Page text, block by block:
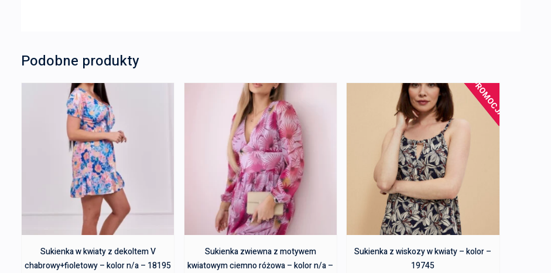
Podobne produkty
Sukienka w kwiaty z dekoltem V
chabrowy+fioletowy – kolor n/a – 18195
Sukienka zwiewna z motywem
kwiatowym ciemno różowa – kolor n/a –
PROMOCJA!
Sukienka z wiskozy w kwiaty – kolor –
19745